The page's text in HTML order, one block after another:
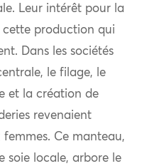
Leur intérêt pour la
cette production qui
Dans les sociétés
le filage, le
et la création de
revenaient
Ce manteau,
soie locale, arbore le